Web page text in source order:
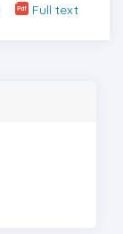
Full text